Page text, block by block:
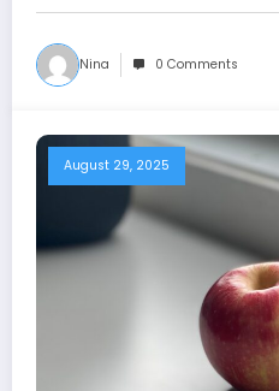
Nina 0 Comments
August 29, 2025